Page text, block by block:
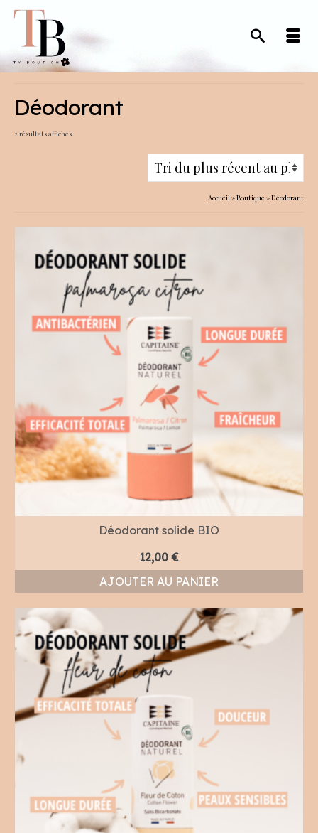
Déodorant
2 résultats affichésTrié
Accueil»Boutique »Déodorant
Déodorant solide BIO
12,00 €
AJOUTER AU PANIER